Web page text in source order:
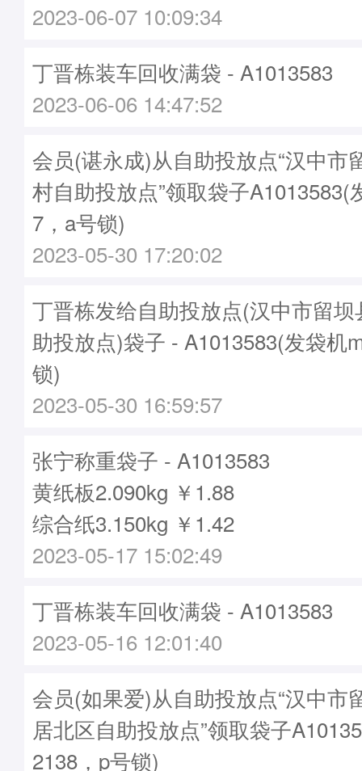
2023-06-07 10:09:34
丁晋栋装车回收满袋 - A1013583
2023-06-06 14:47:52
会员(谌永成)从自助投放点“汉中市
村自助投放点”领取袋子A1013583(
7，a号锁)
2023-05-30 17:20:02
丁晋栋发给自助投放点(汉中市留
助投放点)袋子 - A1013583(发袋机
锁)
2023-05-30 16:59:57
张宁称重袋子 - A1013583
黄纸板2.090kg ￥1.88
综合纸3.150kg ￥1.42
2023-05-17 15:02:49
丁晋栋装车回收满袋 - A1013583
2023-05-16 12:01:40
会员(如果爱)从自助投放点“汉中市
居北区自助投放点”领取袋子
2138，p号锁)